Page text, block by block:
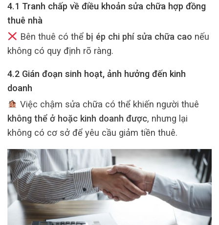
4.1 Tranh chấp về điều khoản sửa chữa hợp đồng
thuê nhà
Bên thuê có thể bị ép chi phí sửa chữa cao nếu
không có quy định rõ ràng.
4.2 Gián đoạn sinh hoạt, ảnh hưởng đến kinh
doanh
Việc chậm sửa chữa có thể khiến người thuê
không thể ở hoặc kinh doanh được, nhưng lại
không có cơ sở để yêu cầu giảm tiền thuê.